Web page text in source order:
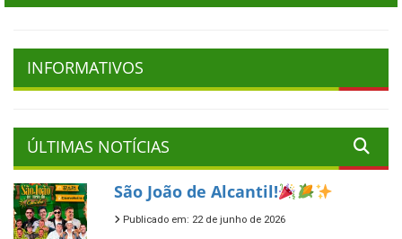
INFORMATIVOS
ÚLTIMAS NOTÍCIAS
São João de Alcantil!
Publicado em: 22 de junho de 2026